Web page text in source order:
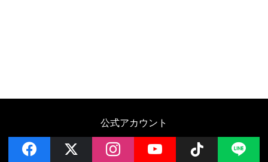
公式アカウント
facebook instagramYouTube Follow